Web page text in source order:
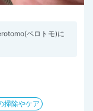
ペロトモ)に
掃除やケア